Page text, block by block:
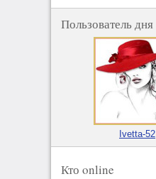
Пользователь дня
Ivetta-52
Кто online